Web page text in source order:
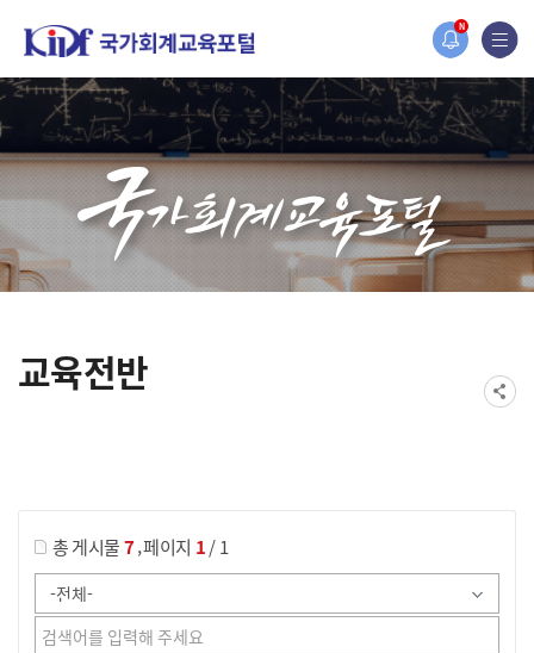
N
홈페이지가 새롭게 개편되었습니다.
한국조세재정연구원홈페이지가 새롭게 개설되었습니다.
교육전반
총 게시물7,페이지 1/ 1